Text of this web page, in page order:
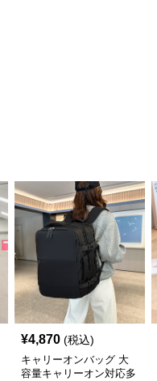
¥4,870 (税込)
キャリーオンバッグ 大
容量キャリーオン対応多